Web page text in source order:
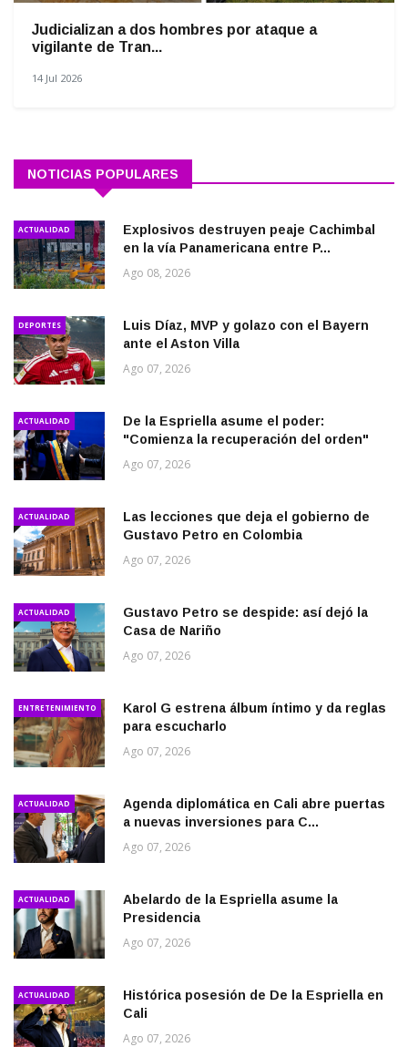
Judicializan a dos hombres por ataque a
vigilante de Tran...
14 Jul 2026
NOTICIAS POPULARES
ACTUALIDAD
Explosivos destruyen peaje Cachimbal
en la vía Panamericana entre P...
Ago 08, 2026
DEPORTES
Luis Díaz, MVP y golazo con el Bayern
ante el Aston Villa
Ago 07, 2026
ACTUALIDAD
De la Espriella asume el poder:
"Comienza la recuperación del orden"
Ago 07, 2026
ACTUALIDAD
Las lecciones que deja el gobierno de
Gustavo Petro en Colombia
Ago 07, 2026
ACTUALIDAD
Gustavo Petro se despide: así dejó la
Casa de Nariño
Ago 07, 2026
ENTRETENIMIENTO
Karol G estrena álbum íntimo y da reglas
para escucharlo
Ago 07, 2026
ACTUALIDAD
Agenda diplomática en Cali abre puertas
a nuevas inversiones para C...
Ago 07, 2026
ACTUALIDAD
Abelardo de la Espriella asume la
Presidencia
Ago 07, 2026
ACTUALIDAD
Histórica posesión de De la Espriella en
Cali
Ago 07, 2026